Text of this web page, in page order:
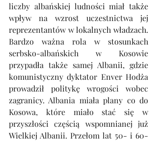
liczby albańskiej ludności miał także
wpływ na wzrost uczestnictwa jej
reprezentantów w lokalnych władzach.
Bardzo ważna rola w stosunkach
serbsko-albańskich w Kosowie
przypadła także samej Albanii, gdzie
komunistyczny dyktator Enver Hodża
prowadził politykę wrogości wobec
zagranicy. Albania miała plany co do
Kosowa, które miało stać się w
przyszłości częścią wspomnianej już
Wielkiej Albanii. Przełom lat 50- i 60-